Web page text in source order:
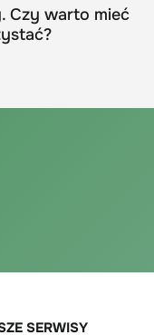
Czy warto mieć
SERWISY